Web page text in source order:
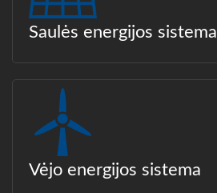
Saulės energijos sistema
Vėjo energijos sistema